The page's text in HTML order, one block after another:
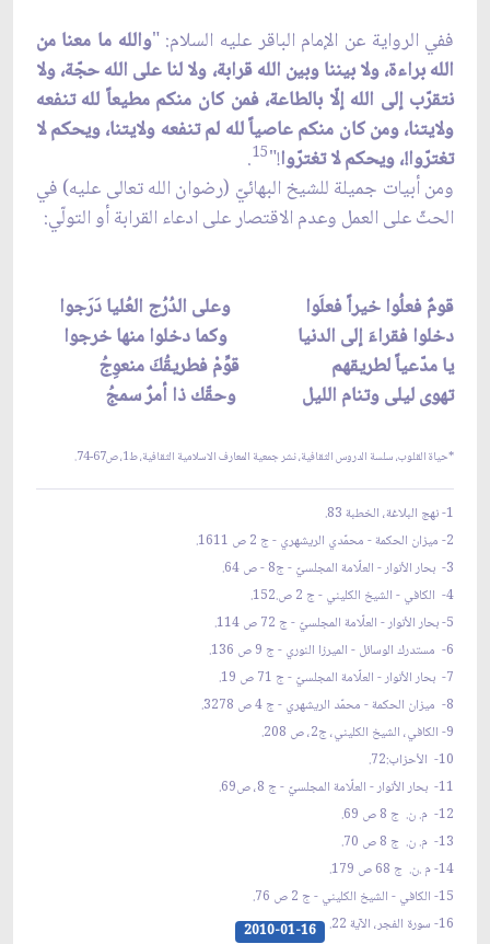
ففي الرواية عن الإمام الباقر عليه السلام: "والله ما معنا من
الله براءة، ولا بيننا وبين الله قرابة، ولا لنا على الله حجّة، ولا
نتقرّب إلى الله إلّا بالطاعة، فمن كان منكم مطيعاً لله تنفعه
ولايتنا، ومن كان منكم عاصياً لله لم تنفعه ولايتنا، ويحكم لا
تغترّوا!، ويحكم لا تغترّوا!"
15
.
ومن أبيات جميلة للشيخ البهائيّ (رضوان الله تعالى عليه) في
الحثّ على العمل وعدم الاقتصار على ادعاء القرابة أو التولّي:
قومٌ فعلُوا خيراً فعلَوا وعلى الدُرُج العُليا دَرَجوا
دخلوا فقراءَ إلى الدنيا وكما دخلوا منها خرجوا
يا مدّعياً لطريقهم قوِّمْ فطريقُكَ منعوِجُ
تهوى ليلى وتنام الليل وحقّك ذا أمرٌ سمجُ
*حياة القلوب، سلسة الدروس الثقافية، نشر جمعية المعارف الاسلامية الثقافية، ط1، ص67-74.
1- نهج البلاغة، الخطبة 83.
2- ميزان الحكمة - محمّدي الريشهري - ج 2 ص 1611.
3- بحار الأنوار - العلّامة المجلسيّ - ج8 - ص 64.
4- الكافي - الشيخ الكليني - ج 2 ص.152.
5- بحار الأنوار - العلّامة المجلسيّ - ج 72 ص 114.
6- مستدرك الوسائل - الميرزا النوري - ج 9 ص 136.
7- بحار الأنوار - العلّامة المجلسيّ - ج 71 ص 19.
8- ميزان الحكمة - محمّد الريشهري - ج 4 ص 3278.
9- الكافي، الشيخ الكليني، ج2، ص 208.
10- الأحزاب:72.
11- بحار الأنوار - العلّامة المجلسيّ - ج 8، ص69.
12- م. ن. ج 8 ص 69.
13- م. ن. ج 8 ص 70.
14- م .ن. ج 68 ص 179.
15- الكافي - الشيخ الكليني - ج 2 ص 76.
16- سورة الفجر، الآية 22.
2010-01-16